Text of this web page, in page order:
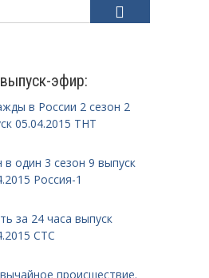
эфир:
в России 2 сезон 2
05.04.2015 ТНТ
в один 3 сезон 9 выпуск
Россия-1
за 24 часа выпуск
СТС
происшествие.